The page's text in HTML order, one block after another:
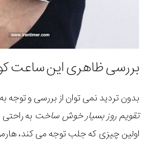
بررسی ظاهری این ساعت
بدون تردید نمی توان از بررسی و توجه
تقویم روز بسیار خوش ساخت به
اولین چیزی که جلب توجه می کند،